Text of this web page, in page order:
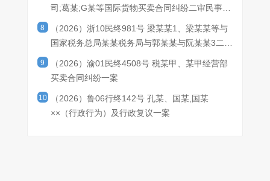
司;葛某;G某等国际货物买卖合同纠纷二审民事判
8
（2026）浙10民终981号 梁某某1、梁某某等与
国家税务总局某某税务局与郭某某与阮某某3二审
9
（2026）渝01民终4508号 税某甲、某甲经营部
买卖合同纠纷一案
10
（2026）鲁06行终142号 孔某、国某,国某
××（行政行为）及行政复议一案